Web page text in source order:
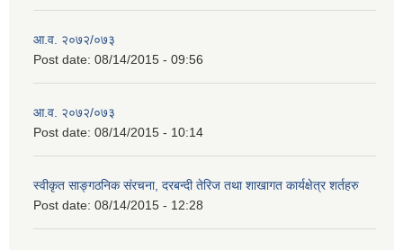
आ.व. २०७२/०७३
Post date: 08/14/2015 - 09:56
आ.व. २०७२/०७३
Post date: 08/14/2015 - 10:14
स्वीकृत साङ्गठनिक संरचना, दरबन्दी तेरिज तथा शाखागत कार्यक्षेत्र शर्तहरु
Post date: 08/14/2015 - 12:28